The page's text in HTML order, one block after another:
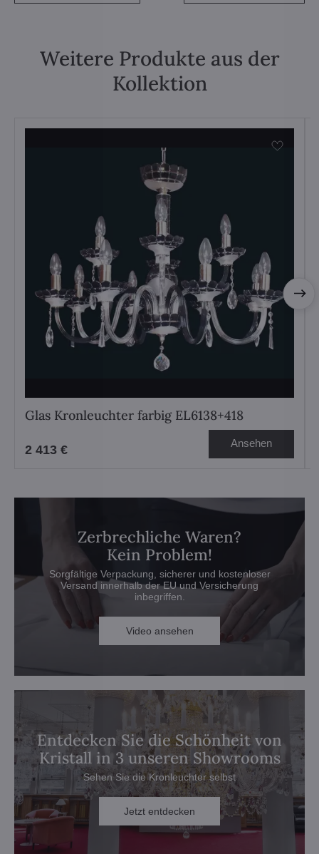
Weitere Produkte aus der
Kollektion
Glas Kronleuchter farbig EL6138+418
2 413 € Ansehen
Zerbrechliche Waren?
Kein Problem!
Sorgfältige Verpackung, sicherer und kostenloser
Versand innerhalb der EU und Versicherung
inbegriffen.
Video ansehen
Entdecken Sie die Schönheit von
Kristall in 3 unseren Showrooms
Sehen Sie die Kronleuchter selbst
Jetzt entdecken